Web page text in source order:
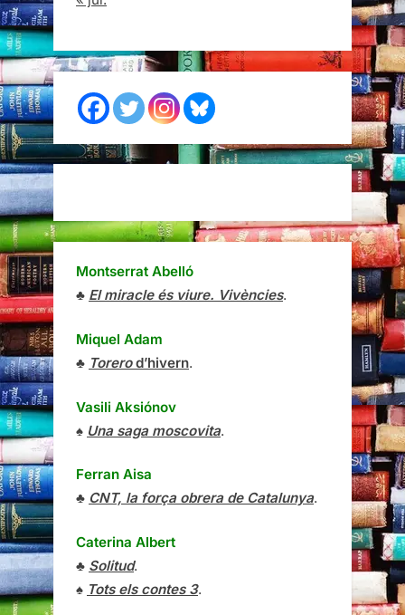
Montserrat Abelló
♣ El miracle és viure. Vivències.
Miquel Adam
♣ Torerod’hivern.
Vasili Aksiónov
♠ Una saga moscovita.
Ferran Aisa
♣ CNT, la força obrera de Catalunya.
Caterina Albert
♣ Solitud.
♠ Tots els contes 3.